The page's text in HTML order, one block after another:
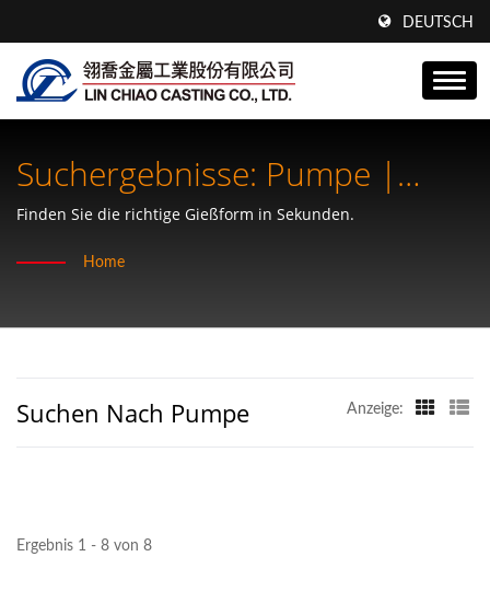
DEUTSCH
Suchergebnisse: Pumpe |
Technisch Entwickelte
Komponenten.Bewährte
Finden Sie die richtige Gießform in Sekunden.
Home
Suchen Nach Pumpe Anzeige:
Ergebnis 1 - 8 von 8